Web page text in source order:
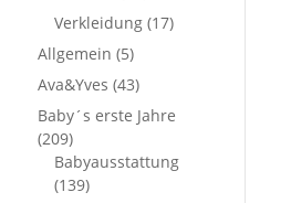
Verkleidung (17)
Allgemein (5)
Ava&Yves (43)
Baby´s erste Jahre
(209)
Babyausstattung
(139)